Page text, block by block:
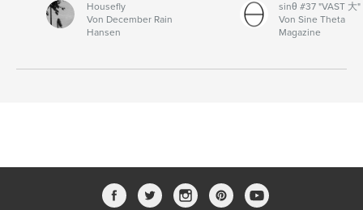
Housefly
Von December Rain
Hansen
sinθ #37 "VAST 大"
Von Sine Theta
Magazine